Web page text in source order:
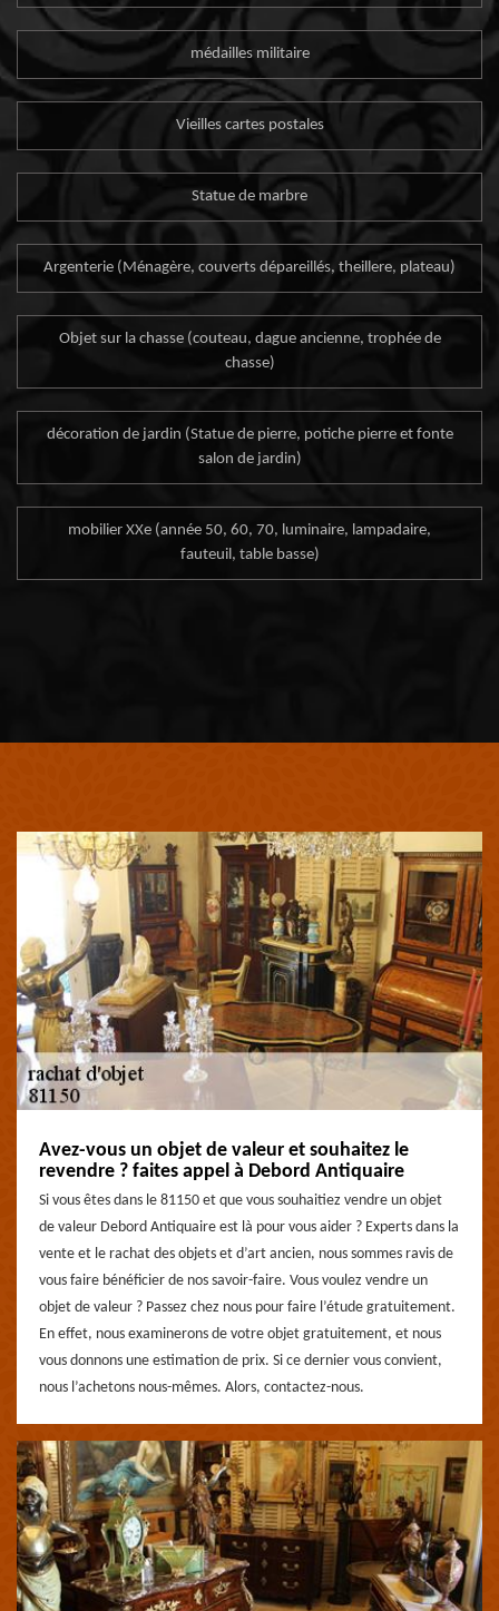
médailles militaire
Vieilles cartes postales
Statue de marbre
Argenterie (Ménagère, couverts dépareillés, theillere, plateau)
Objet sur la chasse (couteau, dague ancienne, trophée de
chasse)
décoration de jardin (Statue de pierre, potiche pierre et fonte
salon de jardin)
mobilier XXe (année 50, 60, 70, luminaire, lampadaire,
fauteuil, table basse)
Avez-vous un objet de valeur et souhaitez le
revendre ? faites appel à Debord Antiquaire
Si vous êtes dans le 81150 et que vous souhaitiez vendre un objet
de valeur Debord Antiquaire est là pour vous aider ? Experts dans la
vente et le rachat des objets et d’art ancien, nous sommes ravis de
vous faire bénéficier de nos savoir-faire. Vous voulez vendre un
objet de valeur ? Passez chez nous pour faire l’étude gratuitement.
En effet, nous examinerons de votre objet gratuitement, et nous
vous donnons une estimation de prix. Si ce dernier vous convient,
nous l’achetons nous-mêmes. Alors, contactez-nous.